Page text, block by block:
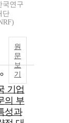
국연구
단
원
문
보
기
기업
의 부
성과